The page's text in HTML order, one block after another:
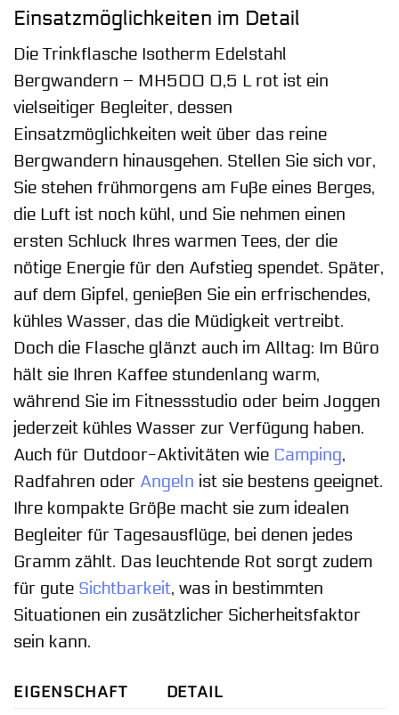
Einsatzmöglichkeiten im Detail
Die Trinkflasche Isotherm Edelstahl
Bergwandern – MH500 0,5 L rot ist ein
vielseitiger Begleiter, dessen
Einsatzmöglichkeiten weit über das reine
Bergwandern hinausgehen. Stellen Sie sich vor,
Sie stehen frühmorgens am Fuße eines Berges,
die Luft ist noch kühl, und Sie nehmen einen
ersten Schluck Ihres warmen Tees, der die
nötige Energie für den Aufstieg spendet. Später,
auf dem Gipfel, genießen Sie ein erfrischendes,
kühles Wasser, das die Müdigkeit vertreibt.
Doch die Flasche glänzt auch im Alltag: Im Büro
hält sie Ihren Kaffee stundenlang warm,
während Sie im Fitnessstudio oder beim Joggen
jederzeit kühles Wasser zur Verfügung haben.
Auch für Outdoor-Aktivitäten wie Camping,
Radfahren oder Angeln ist sie bestens geeignet.
Ihre kompakte Größe macht sie zum idealen
Begleiter für Tagesausflüge, bei denen jedes
Gramm zählt. Das leuchtende Rot sorgt zudem
für gute Sichtbarkeit, was in bestimmten
Situationen ein zusätzlicher Sicherheitsfaktor
sein kann.
EIGENSCHAFT DETAIL